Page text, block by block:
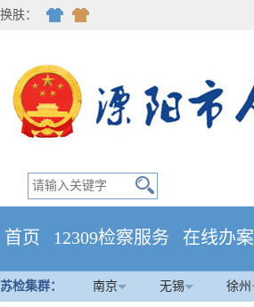
换肤：
首页 12309检察服务 在线办案
苏检集群： 南京 无锡 徐州